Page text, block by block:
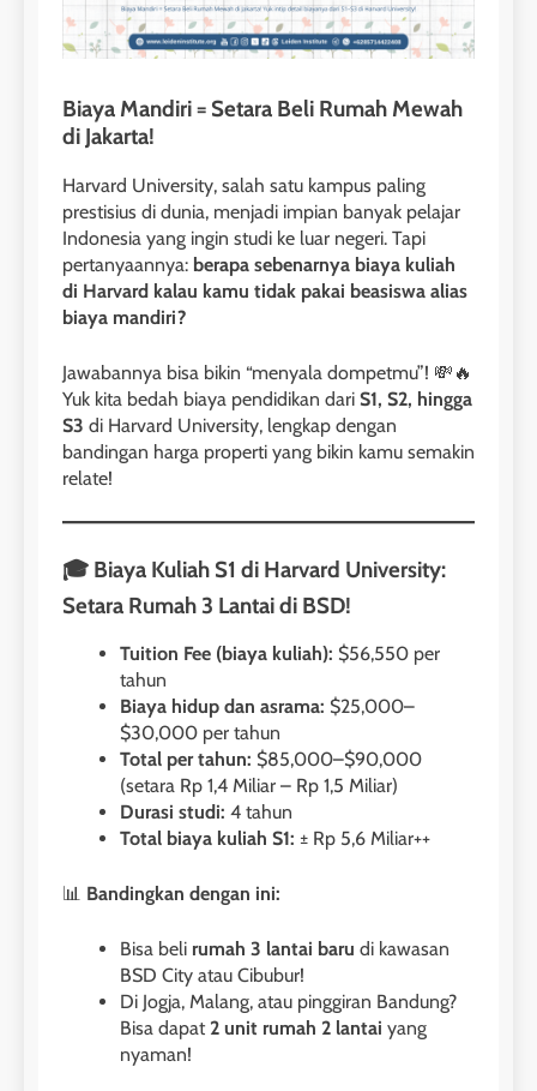
Biaya Mandiri = Setara Beli Rumah Mewah
di Jakarta!
Harvard University, salah satu kampus paling
prestisius di dunia, menjadi impian banyak pelajar
Indonesia yang ingin studi ke luar negeri. Tapi
pertanyaannya: berapa sebenarnya biaya kuliah
di Harvard kalau kamu tidak pakai beasiswa alias
biaya mandiri?
Jawabannya bisa bikin “menyala dompetmu”! 💸🔥
Yuk kita bedah biaya pendidikan dari S1, S2, hingga
S3 di Harvard University, lengkap dengan
bandingan harga properti yang bikin kamu semakin
relate!
🎓 Biaya Kuliah S1 di Harvard University:
Setara Rumah 3 Lantai di BSD!
Tuition Fee (biaya kuliah): $56,550 per
tahun
Biaya hidup dan asrama: $25,000–
$30,000 per tahun
Total per tahun: $85,000–$90,000
(setara Rp 1,4 Miliar – Rp 1,5 Miliar)
Durasi studi: 4 tahun
Total biaya kuliah S1: ± Rp 5,6 Miliar++
📊 Bandingkan dengan ini:
Bisa beli rumah 3 lantai baru di kawasan
BSD City atau Cibubur!
Di Jogja, Malang, atau pinggiran Bandung?
Bisa dapat 2 unit rumah 2 lantai yang
nyaman!